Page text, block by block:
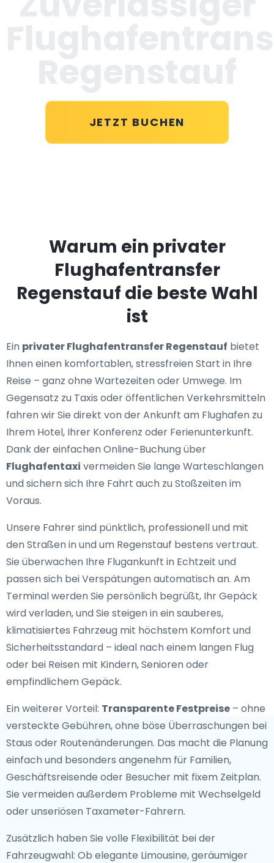
JETZT BUCHEN
Warum ein privater
Flughafentransfer
Regenstauf die beste Wahl
ist
Ein privater Flughafentransfer Regenstauf bietet
Ihnen einen komfortablen, stressfreien Start in Ihre
Reise – ganz ohne Wartezeiten oder Umwege. Im
Gegensatz zu Taxis oder öffentlichen Verkehrsmitteln
fahren wir Sie direkt von der Ankunft am Flughafen zu
Ihrem Hotel, Ihrer Konferenz oder Ferienunterkunft.
Dank der einfachen Online-Buchung über
Flughafentaxi vermeiden Sie lange Warteschlangen
und sichern sich Ihre Fahrt auch zu Stoßzeiten im
Voraus.
Unsere Fahrer sind pünktlich, professionell und mit
den Straßen in und um Regenstauf bestens vertraut.
Sie überwachen Ihre Flugankunft in Echtzeit und
passen sich bei Verspätungen automatisch an. Am
Terminal werden Sie persönlich begrüßt, Ihr Gepäck
wird verladen, und Sie steigen in ein sauberes,
klimatisiertes Fahrzeug mit höchstem Komfort und
Sicherheitsstandard – ideal nach einem langen Flug
oder bei Reisen mit Kindern, Senioren oder
empfindlichem Gepäck.
Ein weiterer Vorteil: Transparente Festpreise – ohne
versteckte Gebühren, ohne böse Überraschungen bei
Staus oder Routenänderungen. Das macht die Planung
einfach und besonders angenehm für Familien,
Geschäftsreisende oder Besucher mit fixem Zeitplan.
Sie vermeiden außerdem Probleme mit Wechselgeld
oder unseriösen Taxameter-Fahrern.
Zusätzlich haben Sie volle Flexibilität bei der
Fahrzeugwahl: Ob elegante Limousine, geräumiger